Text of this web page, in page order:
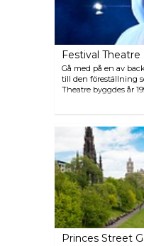
Festival Theatre
Gå med på en av
till den föreställning
Theatre byggdes år
front helt i glas. Här
sittplatser. Scenen
Princes Street